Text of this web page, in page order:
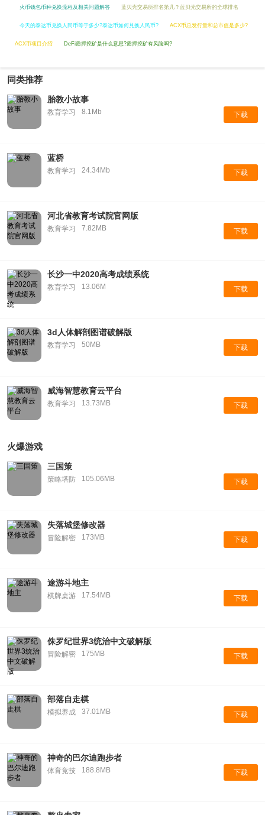
火币钱包币种兑换流程及相关问题解答 蓝贝壳交易所排名第几？蓝贝壳交易所的全球排名
今天的泰达币兑换人民币等于多少?泰达币如何兑换人民币? ACX币总发行量和总市值是多少?
ACX币项目介绍 DeFi质押挖矿是什么意思?质押挖矿有风险吗?
同类推荐
胎教小故事
教育学习 8.1Mb 下载
蓝桥
教育学习 24.34Mb 下载
河北省教育考试院官网版
教育学习 7.82MB 下载
长沙一中2020高考成绩系统
教育学习 13.06M 下载
3d人体解剖图谱破解版
教育学习 50MB 下载
威海智慧教育云平台
教育学习 13.73MB 下载
火爆游戏
三国策
策略塔防 105.06MB 下载
失落城堡修改器
冒险解密 173MB 下载
途游斗地主
棋牌桌游 17.54MB 下载
侏罗纪世界3统治中文破解版
冒险解密 175MB 下载
部落自走棋
模拟养成 37.01MB 下载
神奇的巴尔迪跑步者
体育竞技 188.8MB 下载